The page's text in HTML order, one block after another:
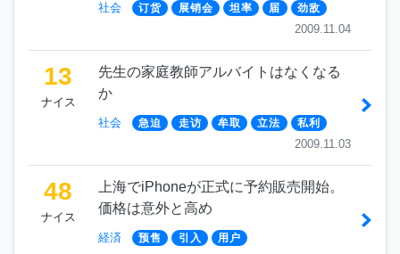
社会 订货 展销会 坦率 届 劲敌
2009.11.04
13
ナイス
先生の家庭教師アルバイトはなくなる
か
社会 急迫 走访 牟取 立法 私利
2009.11.03
48
ナイス
上海でiPhoneが正式に予約販売開始。
価格は意外と高め
経済 预售 引入 用户